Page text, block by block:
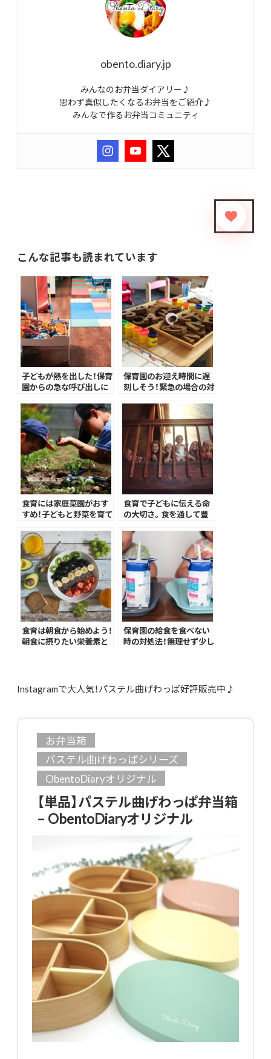
obento.diary.jp
みんなのお弁当ダイアリー♪
思わず真似したくなるお弁当をご紹介♪
みんなで作るお弁当コミュニティ
こんな記事も読まれています
子どもが熱を出した！保育
園からの急な呼び出しに
保育園のお迎え時間に遅
刻しそう！緊急の場合の対
食育には家庭菜園がおす
すめ！子どもと野菜を育て
食育で子どもに伝える命
の大切さ。食を通して豊
食育は朝食から始めよう！
朝食に摂りたい栄養素と
保育園の給食を食べない
時の対処法！無理せず少し
Instagramで大人気！パステル曲げわっぱ好評販売中♪
お弁当箱
パステル曲げわっぱシリーズ
ObentoDiaryオリジナル
【単品】パステル曲げわっぱ弁当箱
– ObentoDiaryオリジナル